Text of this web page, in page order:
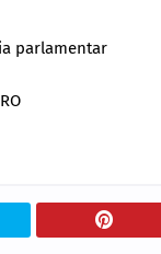
parlamentar